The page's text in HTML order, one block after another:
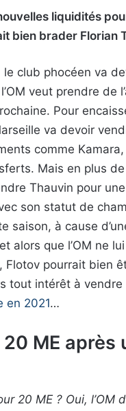
liquidités
bien brader Florian
club phocéen va
veut prendre de
Pour
va devoir
comme
Mais en plus
Thauvin pour
son statut de
saison, à cause
alors que l’OM ne
Flotov pourrait bien
tout intérêt à
en 2021…
ME après
20 ME ? Oui,